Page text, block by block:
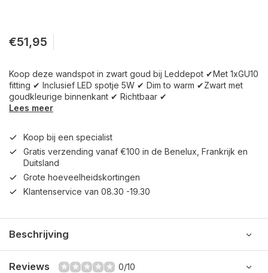
€51,95
Koop deze wandspot in zwart goud bij Leddepot ✔Met 1xGU10
fitting ✔ Inclusief LED spotje 5W ✔ Dim to warm ✔Zwart met
goudkleurige binnenkant ✔ Richtbaar ✔
Lees meer
Koop bij een specialist
Gratis verzending vanaf €100 in de Benelux, Frankrijk en
Duitsland
Grote hoeveelheidskortingen
Klantenservice van 08.30 -19.30
Beschrijving
Reviews 0/10